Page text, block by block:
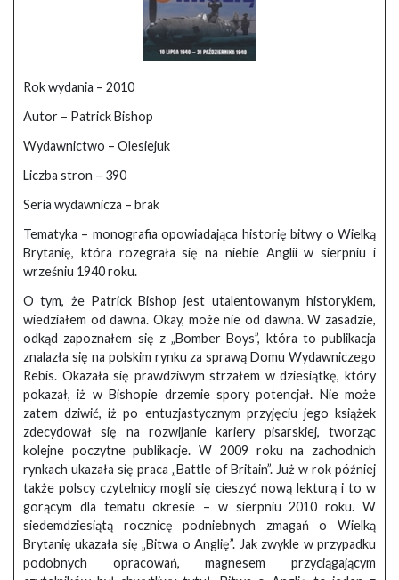
Rok wydania – 2010
Autor – Patrick Bishop
Wydawnictwo – Olesiejuk
Liczba stron – 390
Seria wydawnicza – brak
Tematyka – monografia opowiadająca historię bitwy o Wielką
Brytanię, która rozegrała się na niebie Anglii w sierpniu i
wrześniu 1940 roku.
O tym, że Patrick Bishop jest utalentowanym historykiem,
wiedziałem od dawna. Okay, może nie od dawna. W zasadzie,
odkąd zapoznałem się z „Bomber Boys”, która to publikacja
znalazła się na polskim rynku za sprawą Domu Wydawniczego
Rebis. Okazała się prawdziwym strzałem w dziesiątkę, który
pokazał, iż w Bishopie drzemie spory potencjał. Nie może
zatem dziwić, iż po entuzjastycznym przyjęciu jego książek
zdecydował się na rozwijanie kariery pisarskiej, tworząc
kolejne poczytne publikacje. W 2009 roku na zachodnich
rynkach ukazała się praca „Battle of Britain”. Już w rok później
także polscy czytelnicy mogli się cieszyć nową lekturą i to w
gorącym dla tematu okresie – w sierpniu 2010 roku. W
siedemdziesiątą rocznicę podniebnych zmagań o Wielką
Brytanię ukazała się „Bitwa o Anglię”. Jak zwykle w przypadku
podobnych opracowań, magnesem przyciągającym